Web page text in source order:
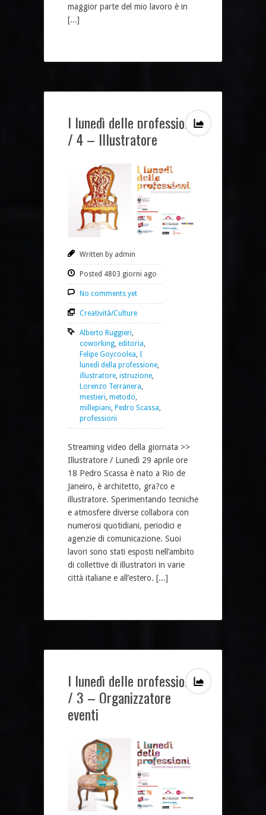
maggior parte del mio lavoro è in
[...]
I lunedì delle professioni
/ 4 – Illustratore
Written by admin
Posted 4803 giorni ago
No comments yet
Creatività/Culture
Alberto Ruggieri
coworking editoria
Felipe Goycoolea I
lunedì della professione
illustratore istruzione
Lorenzo Terranera
mestieri metodo
millepiani Pedro Scassa
professioni
Streaming video della giornata >>
Illustratore / Lunedì 29 aprile ore
18 Pedro Scassa è nato a Rio de
Janeiro, è architetto, gra?co e
illustratore. Sperimentando tecniche
e atmosfere diverse collabora con
numerosi quotidiani, periodici e
agenzie di comunicazione. Suoi
lavori sono stati esposti nell’ambito
di collettive di illustratori in varie
città italiane e all’estero. [...]
I lunedì delle professioni
/ 3 – Organizzatore
eventi